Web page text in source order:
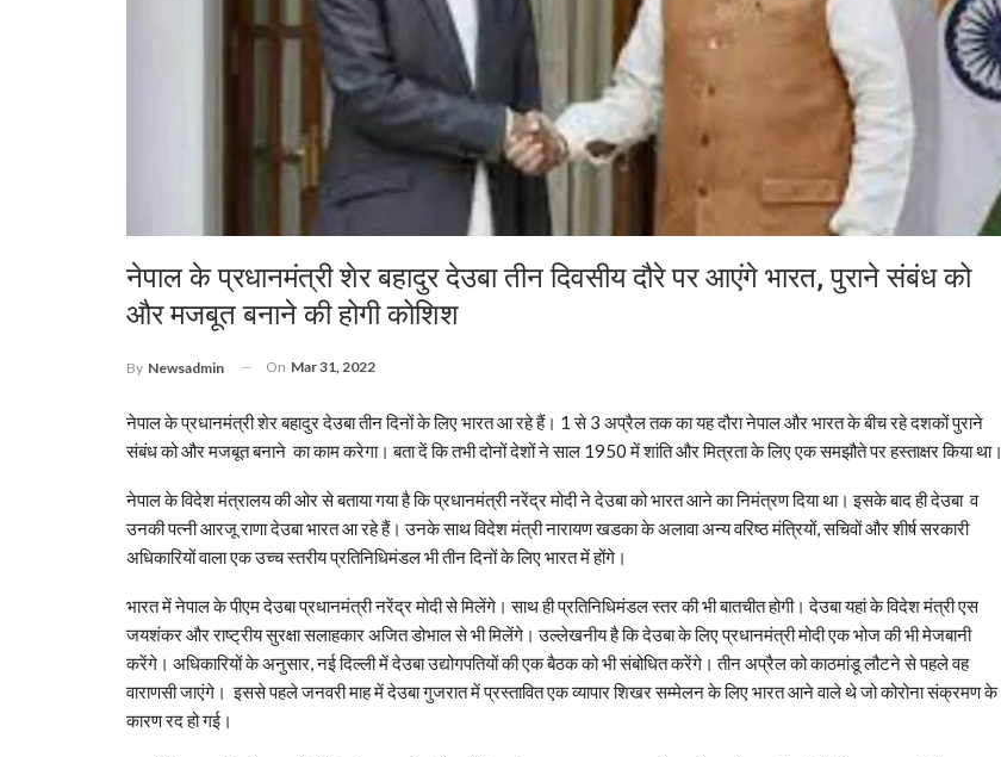
नेपाल के प्रधानमंत्री शेर बहादुर देउबा तीन दिवसीय दौरे पर आएंगे भारत, पुराने संबंध को
और मजबूत बनाने की होगी कोशिश
By Newsadmin On Mar 31, 2022
नेपाल के प्रधानमंत्री शेर बहादुर देउबा तीन दिनों के लिए भारत आ रहे हैं। 1 से 3 अप्रैल तक का यह दौरा नेपाल और भारत के बीच रहे दशकों पुराने
संबंध को और मजबूत बनाने का काम करेगा। बता दें कि तभी दोनों देशों ने साल 1950 में शांति और मित्रता के लिए एक समझौते पर हस्ताक्षर किया था।
नेपाल के विदेश मंत्रालय की ओर से बताया गया है कि प्रधानमंत्री नरेंद्र मोदी ने देउबा को भारत आने का निमंत्रण दिया था। इसके बाद ही देउबा व
उनकी पत्नी आरजू राणा देउबा भारत आ रहे हैं। उनके साथ विदेश मंत्री नारायण खडका के अलावा अन्य वरिष्ठ मंत्रियों, सचिवों और शीर्ष सरकारी
अधिकारियों वाला एक उच्च स्तरीय प्रतिनिधिमंडल भी तीन दिनों के लिए भारत में होंगे।
भारत में नेपाल के पीएम देउबा प्रधानमंत्री नरेंद्र मोदी से मिलेंगे। साथ ही प्रतिनिधिमंडल स्तर की भी बातचीत होगी। देउबा यहां के विदेश मंत्री एस
जयशंकर और राष्ट्रीय सुरक्षा सलाहकार अजित डोभाल से भी मिलेंगे। उल्लेखनीय है कि देउबा के लिए प्रधानमंत्री मोदी एक भोज की भी मेजबानी
करेंगे। अधिकारियों के अनुसार, नई दिल्ली में देउबा उद्योगपतियों की एक बैठक को भी संबोधित करेंगे। तीन अप्रैल को काठमांडू लौटने से पहले वह
वाराणसी जाएंगे। इससे पहले जनवरी माह में देउबा गुजरात में प्रस्तावित एक व्यापार शिखर सम्मेलन के लिए भारत आने वाले थे जो कोरोना संक्रमण के
कारण रद हो गई।